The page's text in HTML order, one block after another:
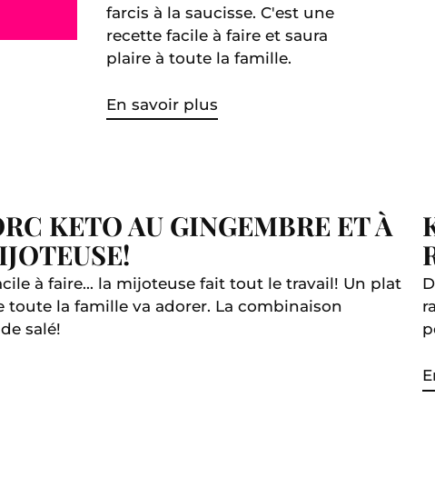
farcis à la saucisse. C'est une
recette facile à faire et saura
plaire à toute la famille.
En savoir plus
KETO AU GINGEMBRE ET À
à faire... la mijoteuse fait tout le travail! Un plat
toute la famille va adorer. La combinaison
salé!